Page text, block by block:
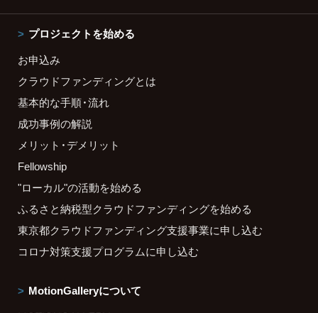
プロジェクトを始める
お申込み
クラウドファンディングとは
基本的な手順・流れ
成功事例の解説
メリット・デメリット
Fellowship
"ローカル"の活動を始める
ふるさと納税型クラウドファンディングを始める
東京都クラウドファンディング支援事業に申し込む
コロナ対策支援プログラムに申し込む
MotionGalleryについて